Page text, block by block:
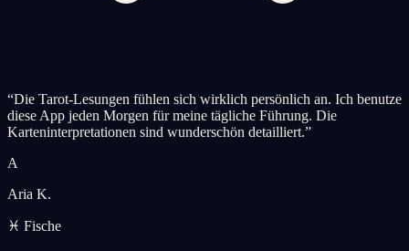
“Die Tarot-Lesungen fühlen sich wirklich persönlich an. Ich benutze
diese App jeden Morgen für meine tägliche Führung. Die
Karteninterpretationen sind wunderschön detailliert.”
A
Aria K.
♓ Fische